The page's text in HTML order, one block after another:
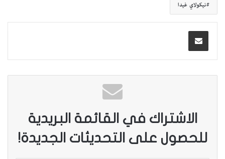
نيكولاي غيدا
الاشتراك في القائمة البريدية
للحصول على التحديثات الجديدة!